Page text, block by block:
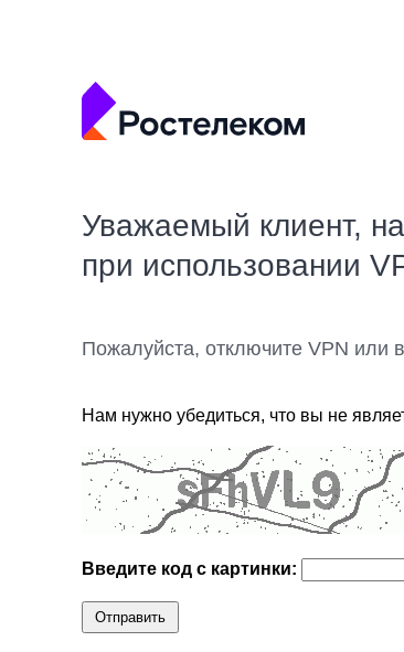
Уважаемый клиент,
при использовании
Пожалуйста, отключите VPN или
Нам нужно убедиться, что вы не
Введите код с картинки:
Отправить